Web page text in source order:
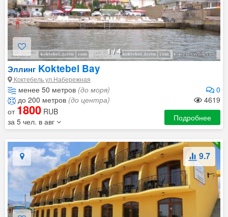
1/4
Эллинг Koktebel Bay
Коктебель ул.Набережная
менее 50 метров (до моря)
0
до 200 метров (до центра)
4619
от 1800 RUB
за 5 чел. в авг
Подробнее
9.7